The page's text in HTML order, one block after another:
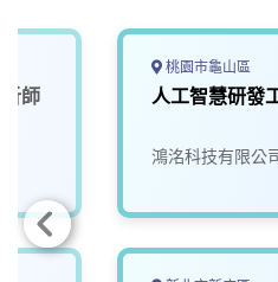
師
桃園市龜山區
人工智慧研發
鴻洺科技有限公